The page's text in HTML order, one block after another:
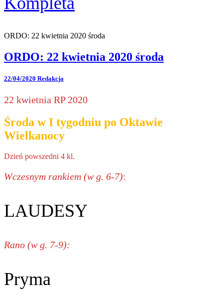
ORDO: 22 kwietnia 2020 środa
ORDO: 22 kwietnia 2020 środa
22/04/2020 Redakcja
22 kwietnia RP 2020
Środa w I tygodniu po Oktawie
Wielkanocy
Dzień powszedni 4 kl.
Wczesnym rankiem (w g. 6-7):
LAUDESY
Rano (w g. 7-9):
Pryma